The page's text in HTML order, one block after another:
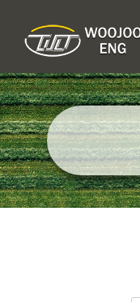
건
너
뛰
기